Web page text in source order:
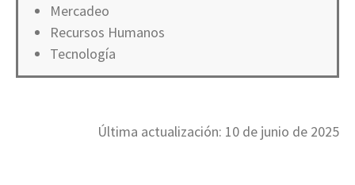
Mercadeo
Recursos Humanos
Tecnología
Última actualización: 10 de junio de 2025